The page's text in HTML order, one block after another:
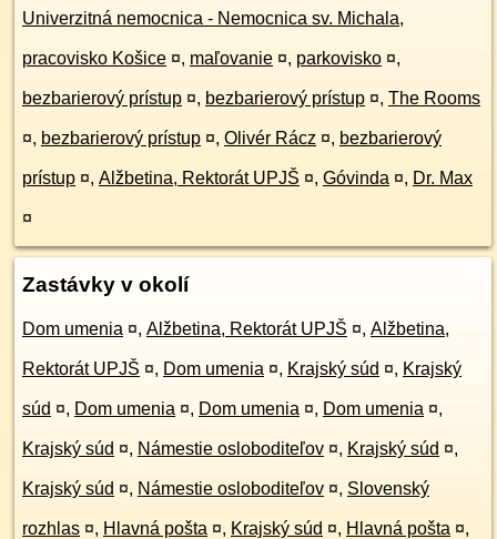
Univerzitná nemocnica - Nemocnica sv. Michala,
pracovisko Košice ¤, maľovanie ¤, parkovisko ¤,
bezbarierový prístup ¤, bezbarierový prístup ¤, The Rooms
¤, bezbarierový prístup ¤, Olivér Rácz ¤, bezbarierový
prístup ¤, Alžbetina, Rektorát UPJŠ ¤, Góvinda ¤, Dr. Max
¤
Zastávky v okolí
Dom umenia ¤, Alžbetina, Rektorát UPJŠ ¤, Alžbetina,
Rektorát UPJŠ ¤, Dom umenia ¤, Krajský súd ¤, Krajský
súd ¤, Dom umenia ¤, Dom umenia ¤, Dom umenia ¤,
Krajský súd ¤, Námestie osloboditeľov ¤, Krajský súd ¤,
Krajský súd ¤, Námestie osloboditeľov ¤, Slovenský
rozhlas ¤, Hlavná pošta ¤, Krajský súd ¤, Hlavná pošta ¤,